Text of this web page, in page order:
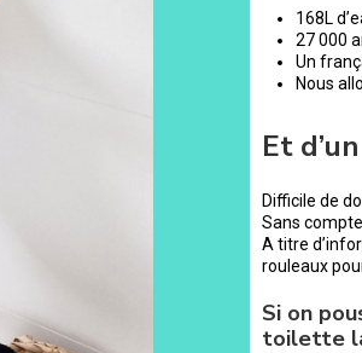
168L
27 000
Un
Nous
Et
Difficile de
Sans
A titre
rouleaux
Si on
toilette